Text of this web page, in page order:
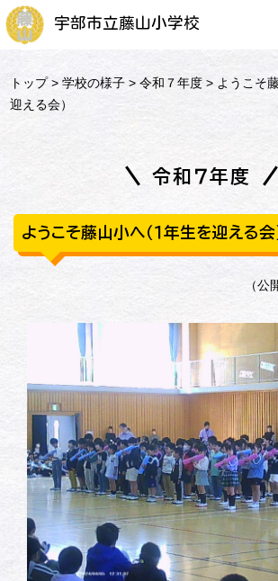
宇部市立藤山小学校
トップ>学校の様子 >令和７年度 > ようこそ
迎える会）
令和７年度
ようこそ藤山小へ（１年生を迎える会
（公